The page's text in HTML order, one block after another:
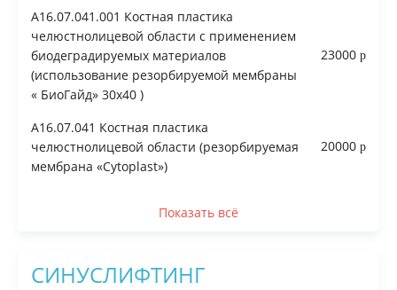
A16.07.041.001 Костная пластика
челюстнолицевой области с применением
биодеградируемых материалов
(использование резорбируемой мембраны
« БиоГайд» 30х40 )
23000
A16.07.041 Костная пластика
челюстнолицевой области (резорбируемая
мембрана «Cytoplast»)
20000
Показать всё
СИНУСЛИФТИНГ